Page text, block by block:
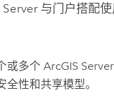
Server与门户搭配使
或多个 ArcGIS Server
全性和共享模型。